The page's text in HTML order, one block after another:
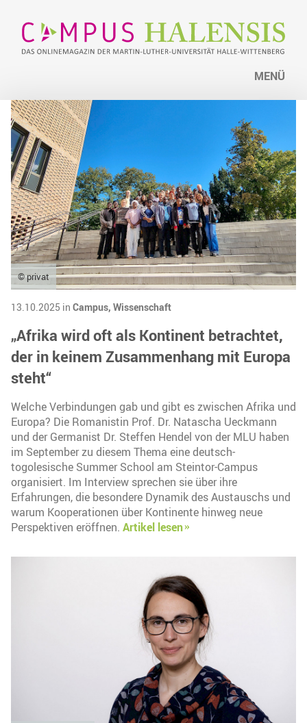
MENÜ
© privat
13.10.2025 in Campus, Wissenschaft
„Afrika wird oft als Kontinent betrachtet,
der in keinem Zusammenhang mit Europa
steht“
Welche Verbindungen gab und gibt es zwischen Afrika und
Europa? Die Romanistin Prof. Dr. Natascha Ueckmann
und der Germanist Dr. Steffen Hendel von der MLU haben
im September zu diesem Thema eine deutsch-
togolesische Summer School am Steintor-Campus
organisiert. Im Interview sprechen sie über ihre
Erfahrungen, die besondere Dynamik des Austauschs und
warum Kooperationen über Kontinente hinweg neue
Perspektiven eröffnen. Artikel lesen